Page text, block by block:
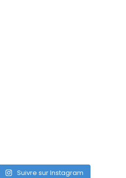
Suivre sur Instagram